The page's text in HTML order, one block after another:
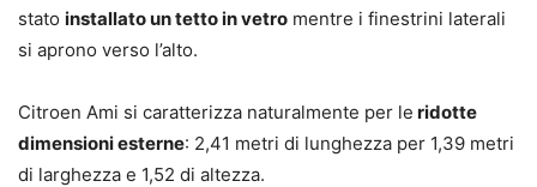
stato installato un tetto in vetro mentre i finestrini laterali
si aprono verso l’alto.
Citroen Ami si caratterizza naturalmente per le ridotte
dimensioni esterne: 2,41 metri di lunghezza per 1,39 metri
di larghezza e 1,52 di altezza.